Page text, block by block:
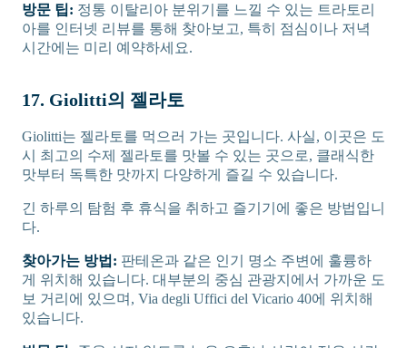
방문 팁: 정통 이탈리아 분위기를 느낄 수 있는 트라토리
아를 인터넷 리뷰를 통해 찾아보고, 특히 점심이나 저녁
시간에는 미리 예약하세요.
17. Giolitti의 젤라토
Giolitti는 젤라토를 먹으러 가는 곳입니다. 사실, 이곳은 도
시 최고의 수제 젤라토를 맛볼 수 있는 곳으로, 클래식한
맛부터 독특한 맛까지 다양하게 즐길 수 있습니다.
긴 하루의 탐험 후 휴식을 취하고 즐기기에 좋은 방법입니
다.
찾아가는 방법: 판테온과 같은 인기 명소 주변에 훌륭하
게 위치해 있습니다. 대부분의 중심 관광지에서 가까운 도
보 거리에 있으며, Via degli Uffici del Vicario 40에 위치해
있습니다.